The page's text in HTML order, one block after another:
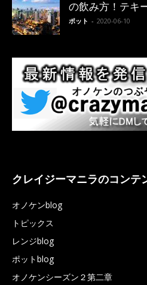
の飲み方！テキ
ポット - 2020-06-10
クレイジーマニラのコンテ
オノケンblog
トピックス
レンジblog
ポットblog
オノケンシーズン２第二章